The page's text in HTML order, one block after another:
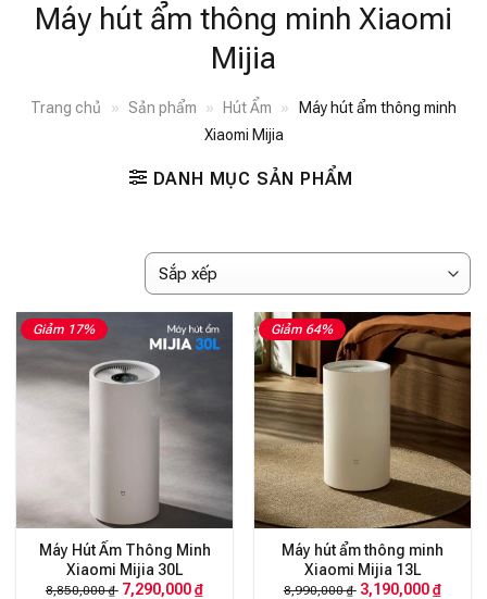
Máy hút ẩm thông minh Xiaomi
Mijia
Trang chủ » Sản phẩm » Hút Ẩm »
Máy hút ẩm thông minh
Xiaomi Mijia
DANH MỤC SẢN PHẨM
Giảm 17%
Máy Hút Ẩm Thông Minh
Xiaomi Mijia 30L
8,850,000 ₫ 7,290,000 ₫
Giảm 64%
Máy hút ẩm thông minh
Xiaomi Mijia 13L
8,990,000 ₫ 3,190,000 ₫